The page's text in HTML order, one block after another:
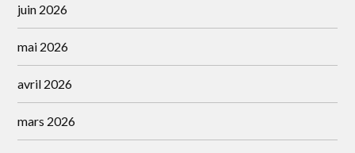
juin 2026
mai 2026
avril 2026
mars 2026